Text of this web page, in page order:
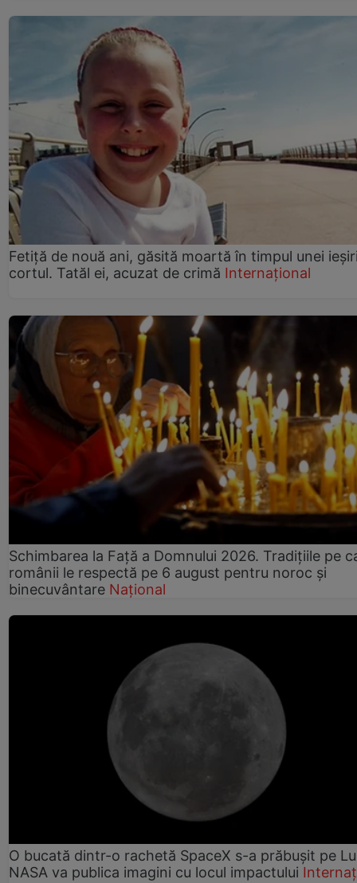
Fetiță de nouă ani, găsită moartă în timpul unei
cortul. Tatăl ei, acuzat de crimă Internațional
Schimbarea la Față a Domnului 2026. Tradițiile pe
românii le respectă pe 6 august pentru noroc și
binecuvântare Național
O bucată dintr-o rachetă SpaceX s-a prăbușit pe
NASA va publica imagini cu locul impactului